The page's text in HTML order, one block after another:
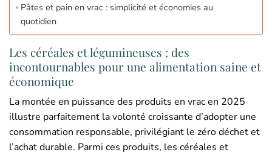
Pâtes et pain en vrac : simplicité et économies au
quotidien
Les céréales et légumineuses : des
incontournables pour une alimentation saine et
économique
La montée en puissance des produits en vrac en 2025
illustre parfaitement la volonté croissante d’adopter une
consommation responsable, privilégiant le zéro déchet et
l’achat durable. Parmi ces produits, les céréales et